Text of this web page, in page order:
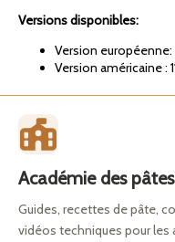
Versions disponibles:
Version
Version américaine :
Académie des pâtes
Guides, recettes de pâte,
vidéos techniques pour